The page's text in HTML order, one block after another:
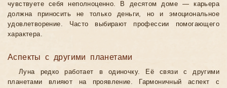
чувствуете себя неполноценно. В десятом доме — карьера
должна приносить не только деньги, но и эмоциональное
удовлетворение. Часто выбирают профессии помогающего
характера.
Аспекты с другими планетами
Луна редко работает в одиночку. Её связи с другими
планетами влияют на проявление. Гармоничный аспект с